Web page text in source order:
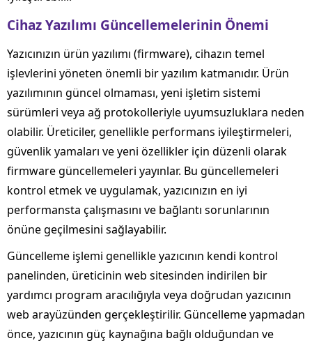
Cihaz Yazılımı Güncellemelerinin Önemi
Yazıcınızın ürün yazılımı (firmware), cihazın temel
işlevlerini yöneten önemli bir yazılım katmanıdır. Ürün
yazılımının güncel olmaması, yeni işletim sistemi
sürümleri veya ağ protokolleriyle uyumsuzluklara neden
olabilir. Üreticiler, genellikle performans iyileştirmeleri,
güvenlik yamaları ve yeni özellikler için düzenli olarak
firmware güncellemeleri yayınlar. Bu güncellemeleri
kontrol etmek ve uygulamak, yazıcınızın en iyi
performansta çalışmasını ve bağlantı sorunlarının
önüne geçilmesini sağlayabilir.
Güncelleme işlemi genellikle yazıcının kendi kontrol
panelinden, üreticinin web sitesinden indirilen bir
yardımcı program aracılığıyla veya doğrudan yazıcının
web arayüzünden gerçekleştirilir. Güncelleme yapmadan
önce, yazıcının güç kaynağına bağlı olduğundan ve